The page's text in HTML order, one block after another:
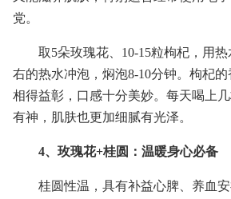
党。
取5朵玫瑰花、10-15粒枸杞，用
右的热水冲泡，焖泡8-10分钟。枸杞
相得益彰，口感十分美妙。每天喝上
有神，肌肤也更加细腻有光泽。
4、玫瑰花+桂圆：温暖身心必备
桂圆性温，具有补益心脾、养血